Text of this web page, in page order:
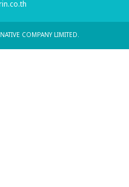
COMPANY LIMITED.